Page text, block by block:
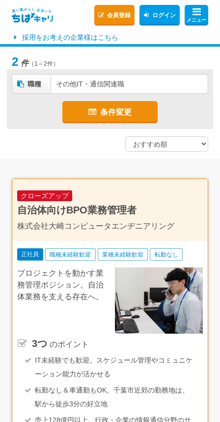
メニュー
会員登録 ログイン
採用をお考えの企業様はこちら
2 件（1～2件）
職種 その他IT・通信関連職
条件変更
クローズアップ
自治体向けBPO業務管理者
株式会社大崎コンピュータエンヂニアリング
正社員 職種未経験歓迎 業種未経験歓迎 転勤なし
プロジェクトを動かす業
務管理ポジション。自治
体業務を支える存在へ。
3つ のポイント
IT未経験でも歓迎。スケジュール管理やコミュニケ
ーション能力が活かせる
転勤なし＆車通勤もOK。千葉市近郊の勤務地は、
駅から徒歩3分の好立地
売上128億円以上。行政・企業の情報通信分野のサ